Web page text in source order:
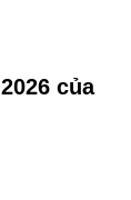
của